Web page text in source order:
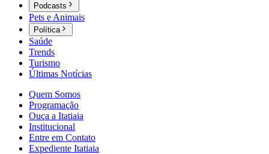
Podcasts
Pets e Animais
Política
Saúde
Trends
Turismo
Últimas Notícias
Quem Somos
Programação
Ouça a Itatiaia
Institucional
Entre em Contato
Expediente Itatiaia